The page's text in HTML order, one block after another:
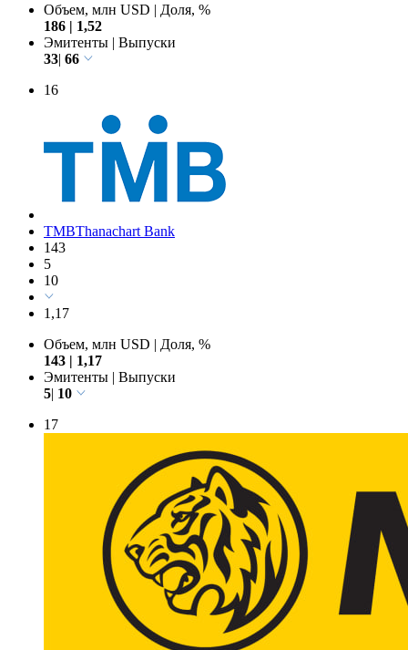
Объем, млн USD | Доля, %
186 | 1,52
Эмитенты | Выпуски
33| 66
16
TMBThanachart Bank
143
5
10
1,17
Объем, млн USD | Доля, %
143 | 1,17
Эмитенты | Выпуски
5| 10
17